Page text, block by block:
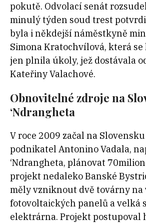
pokutě. Odvolací senát
minulý týden soud trest
byla i někdejší náměstkyně
Simona Kratochvílová, která se
jen plnila úkoly, jež dostávala
Kateřiny Valachové.
Obnovitelné zdroje na
‘Ndrangheta
V roce 2009 začal na
podnikatel Antonino Vadala,
‘Ndrangheta, plánovat
projekt nedaleko Banské
měly vzniknout dvě továrny na
fotovoltaických panelů a velká
elektrárna. Projekt postupoval